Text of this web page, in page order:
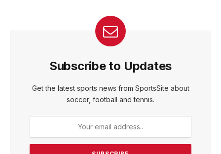
Subscribe to Updates
Get the latest sports news from SportsSite about
soccer, football and tennis.